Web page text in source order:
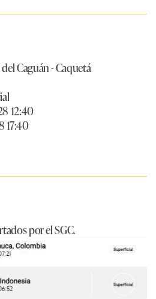
Caguán - Caquetá
12:40
17:40
por el SGC.